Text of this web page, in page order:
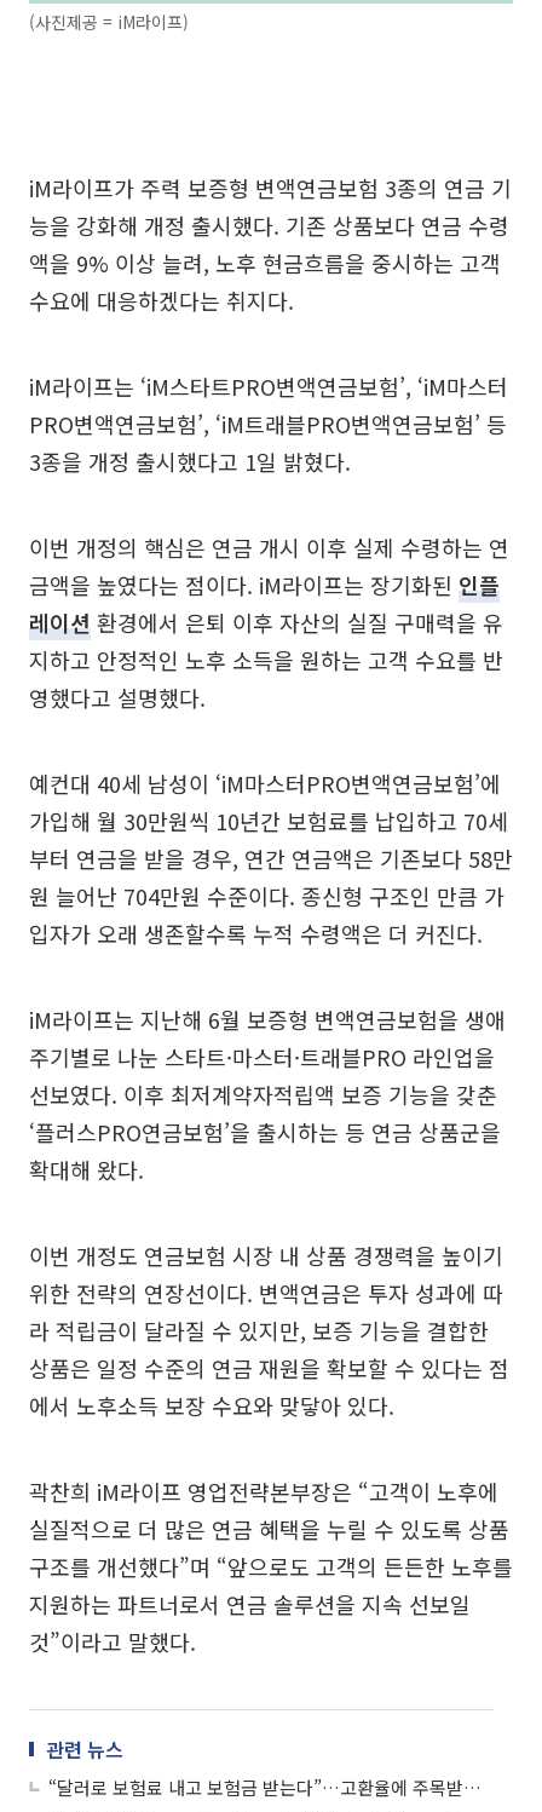
(사진제공 = iM라이프)
iM라이프가 주력 보증형 변액연금보험 3종의 연금 기
능을 강화해 개정 출시했다. 기존 상품보다 연금 수령
액을 9% 이상 늘려, 노후 현금흐름을 중시하는 고객
수요에 대응하겠다는 취지다.
iM라이프는 ‘iM스타트PRO변액연금보험’, ‘iM마스터
PRO변액연금보험’, ‘iM트래블PRO변액연금보험’ 등
3종을 개정 출시했다고 1일 밝혔다.
이번 개정의 핵심은 연금 개시 이후 실제 수령하는 연
금액을 높였다는 점이다. iM라이프는 장기화된 인플
레이션환경에서 은퇴 이후 자산의 실질 구매력을 유
지하고 안정적인 노후 소득을 원하는 고객 수요를 반
영했다고 설명했다.
예컨대 40세 남성이 ‘iM마스터PRO변액연금보험’에
가입해 월 30만원씩 10년간 보험료를 납입하고 70세
부터 연금을 받을 경우, 연간 연금액은 기존보다 58만
원 늘어난 704만원 수준이다. 종신형 구조인 만큼 가
입자가 오래 생존할수록 누적 수령액은 더 커진다.
iM라이프는 지난해 6월 보증형 변액연금보험을 생애
주기별로 나눈 스타트·마스터·트래블PRO 라인업을
선보였다. 이후 최저계약자적립액 보증 기능을 갖춘
‘플러스PRO연금보험’을 출시하는 등 연금 상품군을
확대해 왔다.
이번 개정도 연금보험 시장 내 상품 경쟁력을 높이기
위한 전략의 연장선이다. 변액연금은 투자 성과에 따
라 적립금이 달라질 수 있지만, 보증 기능을 결합한
상품은 일정 수준의 연금 재원을 확보할 수 있다는 점
에서 노후소득 보장 수요와 맞닿아 있다.
곽찬희 iM라이프 영업전략본부장은 “고객이 노후에
실질적으로 더 많은 연금 혜택을 누릴 수 있도록 상품
구조를 개선했다”며 “앞으로도 고객의 든든한 노후를
지원하는 파트너로서 연금 솔루션을 지속 선보일
것”이라고 말했다.
관련 뉴스
“달러로 보험료 내고 보험금 받는다”…고환율에 주목받는 ‘달러보험’